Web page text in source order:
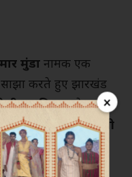
×
मुंडा नामक एक
साझा करते हुए झारखंड
दीपक बिरुवासे मामले
का संज्ञान लेते हुएरांची
दिया।